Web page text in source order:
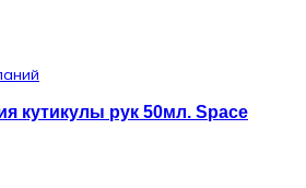
кутикулы рук 50мл. Space